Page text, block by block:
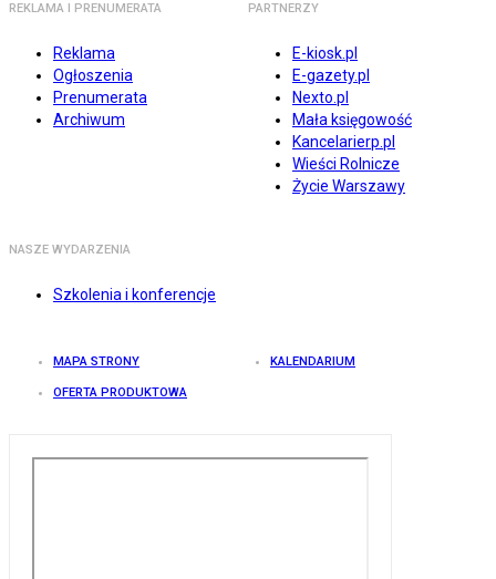
REKLAMA I PRENUMERATA
Reklama
Ogłoszenia
Prenumerata
Archiwum
PARTNERZY
E-kiosk.pl
E-gazety.pl
Nexto.pl
Mała księgowość
Kancelarierp.pl
Wieści Rolnicze
Życie Warszawy
NASZE WYDARZENIA
Szkolenia i konferencje
MAPA STRONY KALENDARIUM
OFERTA PRODUKTOWA